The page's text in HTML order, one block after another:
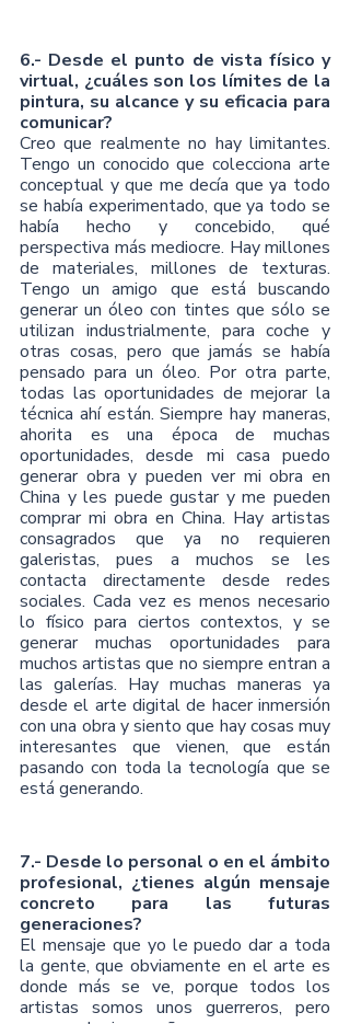
6.- Desde el punto de vista físico y
virtual, ¿cuáles son los límites de la
pintura, su alcance y su eficacia para
comunicar?
Creo que realmente no hay limitantes.
Tengo un conocido que colecciona arte
conceptual y que me decía que ya todo
se había experimentado, que ya todo se
había hecho y concebido, qué
perspectiva más mediocre. Hay millones
de materiales, millones de texturas.
Tengo un amigo que está buscando
generar un óleo con tintes que sólo se
utilizan industrialmente, para coche y
otras cosas, pero que jamás se había
pensado para un óleo. Por otra parte,
todas las oportunidades de mejorar la
técnica ahí están. Siempre hay maneras,
ahorita es una época de muchas
oportunidades, desde mi casa puedo
generar obra y pueden ver mi obra en
China y les puede gustar y me pueden
comprar mi obra en China. Hay artistas
consagrados que ya no requieren
galeristas, pues a muchos se les
contacta directamente desde redes
sociales. Cada vez es menos necesario
lo físico para ciertos contextos, y se
generar muchas oportunidades para
muchos artistas que no siempre entran a
las galerías. Hay muchas maneras ya
desde el arte digital de hacer inmersión
con una obra y siento que hay cosas muy
interesantes que vienen, que están
pasando con toda la tecnología que se
está generando.
7.- Desde lo personal o en el ámbito
profesional, ¿tienes algún mensaje
concreto para las futuras
generaciones?
El mensaje que yo le puedo dar a toda
la gente, que obviamente en el arte es
donde más se ve, porque todos los
artistas somos unos guerreros, pero